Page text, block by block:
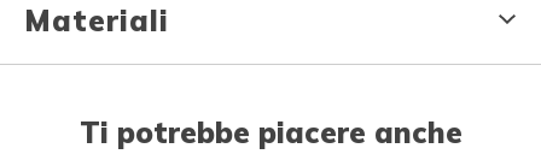
Materiali
Ti potrebbe piacere anche